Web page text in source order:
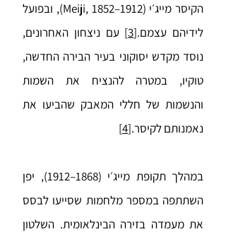
הקיסר מייג׳י (Meiji, 1852–1912), ובפועל
לידיהם עצמם.[3]
עם ניצחון האחרונים,
נוסד מקדש יסוקוני בעיר הבירה החדשה,
טוקיו, במטרה להנציח את השמות
והנשמות של חללי המאבק שהביעו את
נאמנותם לקיסר.[4]
במהלך תקופת מייג׳י (1868–1912), יפן
השתתפה במספר מלחמות שסייעו לבסס
את מעמדה בזירה הבינלאומית. השלטון